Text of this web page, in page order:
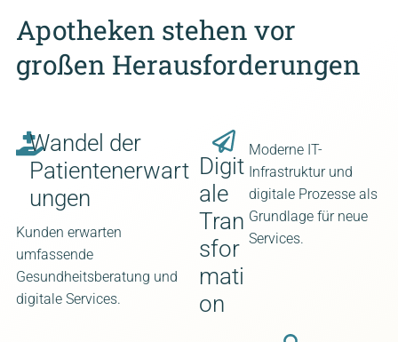
Apotheken stehen vor
großen Herausforderungen
Wandel der
Patientenerwart
ungen
Kunden erwarten
umfassende
Gesundheitsberatung und
digitale Services.
Digit
ale
Tran
sfor
mati
on
Moderne IT-
Infrastruktur und
digitale Prozesse als
Grundlage für neue
Services.